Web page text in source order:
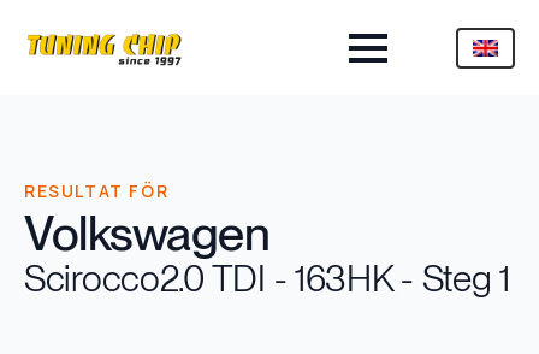
RESULTAT FÖR
Volkswagen
Scirocco2.0 TDI - 163HK - Steg 1